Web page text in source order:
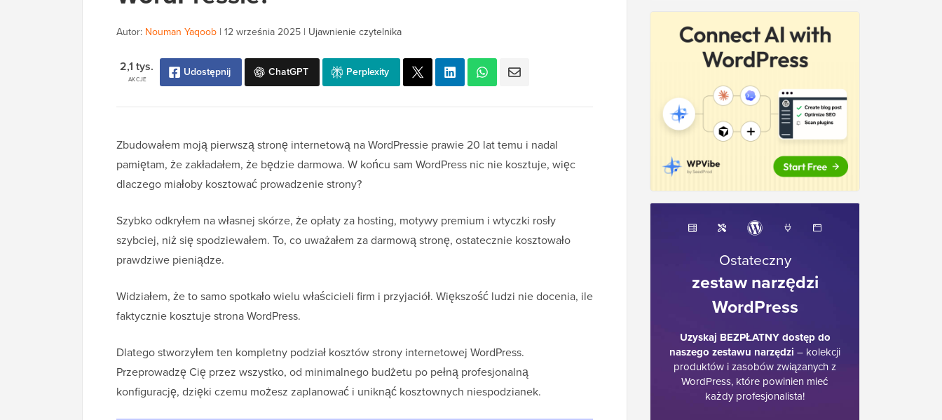
Autor: Nouman Yaqoob | 12 września 2025 | Ujawnienie czytelnika
AKCJE
2,1 tys. Udostępnij ChatGPT Perplexity
Zbudowałem moją pierwszą stronę internetową na WordPressie prawie 20 lat temu i nadal
pamiętam, że zakładałem, że będzie darmowa. W końcu sam WordPress nic nie kosztuje, więc
dlaczego miałoby kosztować prowadzenie strony?
Szybko odkryłem na własnej skórze, że opłaty za hosting, motywy premium i wtyczki rosły
szybciej, niż się spodziewałem. To, co uważałem za darmową stronę, ostatecznie kosztowało
prawdziwe pieniądze.
Widziałem, że to samo spotkało wielu właścicieli firm i przyjaciół. Większość ludzi nie docenia, ile
faktycznie kosztuje strona WordPress.
Dlatego stworzyłem ten kompletny podział kosztów strony internetowej WordPress.
Przeprowadzę Cię przez wszystko, od minimalnego budżetu po pełną profesjonalną
konfigurację, dzięki czemu możesz zaplanować i uniknąć kosztownych niespodzianek.
Ostateczny
zestaw narzędzi
WordPress
Uzyskaj BEZPŁATNY dostęp do
naszego zestawu narzędzi – kolekcji
produktów i zasobów związanych z
WordPress, które powinien mieć
każdy profesjonalista!